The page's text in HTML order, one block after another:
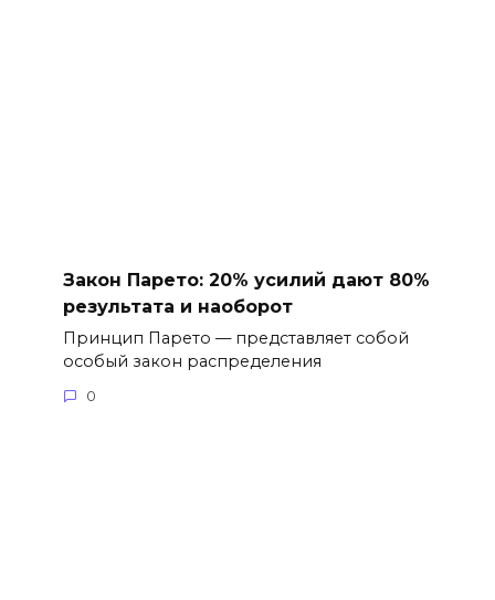
Закон Парето: 20% усилий дают 80%
результата и наоборот
Принцип Парето — представляет собой
особый закон распределения
0